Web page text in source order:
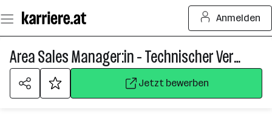
Seiteninhalt
springen
Anmelden
Area Sales Manager:in - Technischer Vertrieb international
Jetzt bewerben